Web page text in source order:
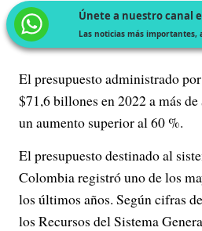
Únete a nuestro canal
Las noticias más importantes,
El presupuesto administrado
$71,6 billones en 2022 a más
un aumento superior al 60 %.
El presupuesto destinado al
Colombia registró uno de los
los últimos años. Según cifras
los Recursos del Sistema